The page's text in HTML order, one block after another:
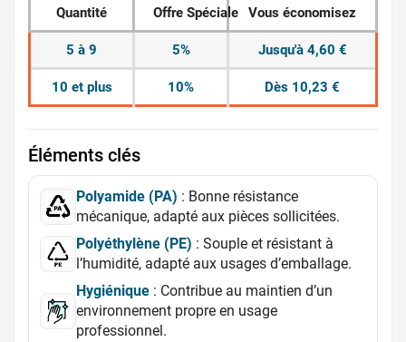
Quantité Offre Spéciale Vous économisez
5 à 9 5% Jusqu'à 4,60 €
10 et plus 10% Dès 10,23 €
Éléments clés
Polyamide (PA) : Bonne résistance
mécanique, adapté aux pièces sollicitées.
Polyéthylène (PE) : Souple et résistant à
l’humidité, adapté aux usages d’emballage.
Hygiénique : Contribue au maintien d’un
environnement propre en usage
professionnel.